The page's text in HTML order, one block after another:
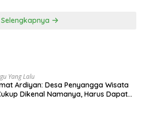
Selengkapnya
Yang Lalu
Ardiyan: Desa Penyangga Wisata
Dikenal Namanya, Harus Dapat